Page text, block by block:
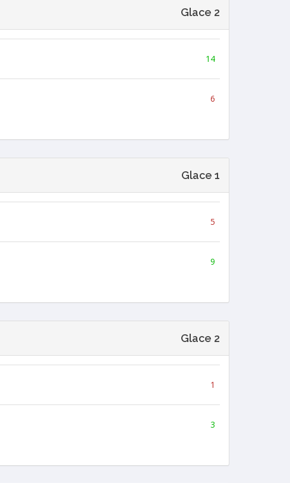
Glace 2
14
6
Glace 1
5
9
Glace 2
1
3